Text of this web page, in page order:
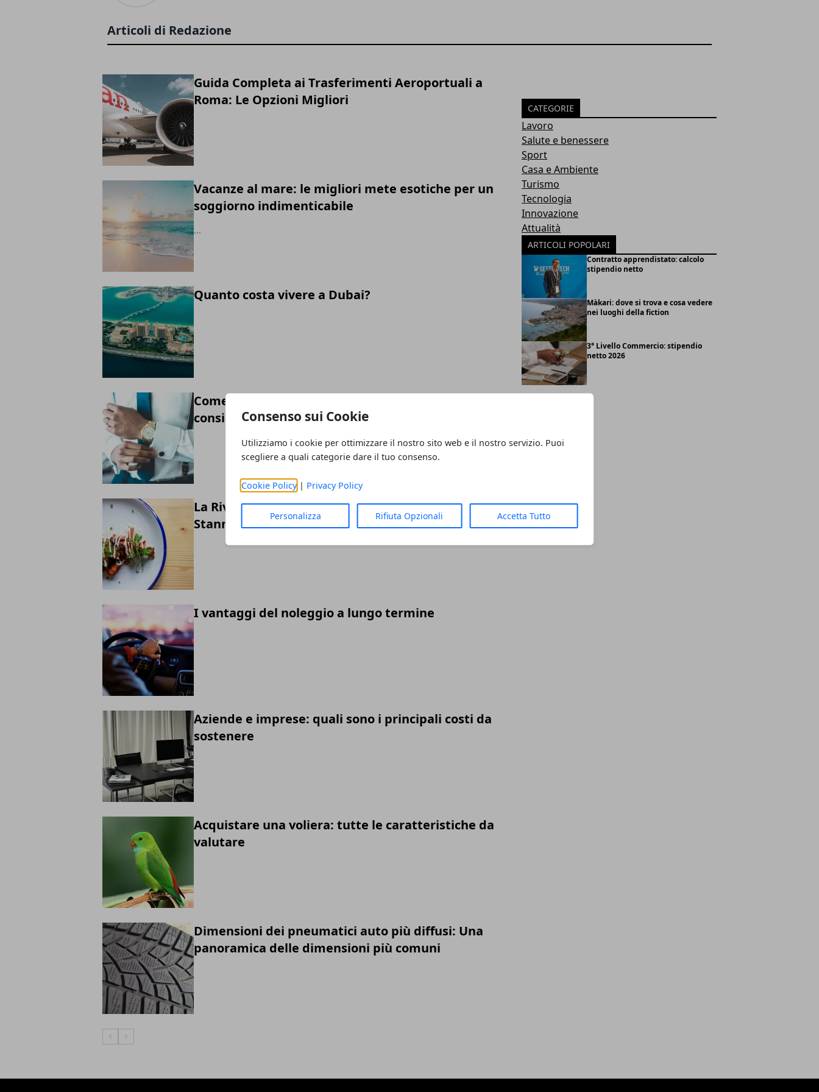
Consenso sui Cookie
Utilizziamo i cookie per ottimizzare il nostro sito web e il nostro servizio. Puoi
scegliere a quali categorie dare il tuo consenso.
Cookie Policy| Privacy Policy
Personalizza Rifiuta Opzionali Accetta Tutto
Articoli di Redazione
Guida Completa ai Trasferimenti Aeroportuali a
Roma: Le Opzioni Migliori
Vacanze al mare: le migliori mete esotiche per un
soggiorno indimenticabile
...
Quanto costa vivere a Dubai?
Come acquistare un orologio di lusso: fattori e
consigli da prendere in considerazione
La Rivoluzione Gourmet: Come i Prodotti di Nicchia
Stanno Riscrivendo le Regole del Gusto
I vantaggi del noleggio a lungo termine
Aziende e imprese: quali sono i principali costi da
sostenere
Acquistare una voliera: tutte le caratteristiche da
valutare
Dimensioni dei pneumatici auto più diffusi: Una
panoramica delle dimensioni più comuni
Articolo Precedente
Articolo Successivo
CATEGORIE
Lavoro
Salute e benessere
Sport
Casa e Ambiente
Turismo
Tecnologia
Innovazione
Attualità
ARTICOLI POPOLARI
Contratto apprendistato: calcolo
stipendio netto
Màkari: dove si trova e cosa vedere
nei luoghi della fiction
3° Livello Commercio: stipendio
netto 2026